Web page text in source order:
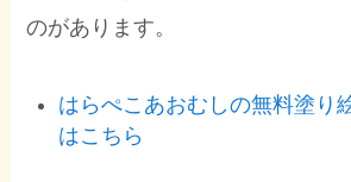
のがあります。
はらぺこあおむしの無料塗り
はこちら